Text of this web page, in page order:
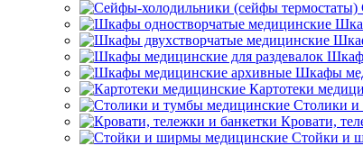
Шкафы
Картотеки
Столики и
Кровати,
Стойки и